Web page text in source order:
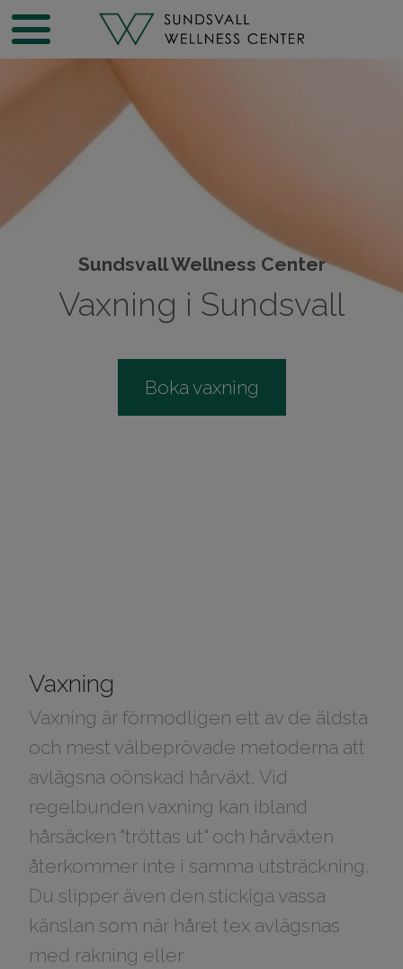
Sundsvall Wellness Center
Vaxning i Sundsvall
Boka vaxning
Vaxning
Vaxning är förmodligen ett av de äldsta
och mest välbeprövade metoderna att
avlägsna oönskad hårväxt. Vid
regelbunden vaxning kan ibland
hårsäcken "tröttas ut" och hårväxten
återkommer inte i samma utsträckning.
Du slipper även den stickiga vassa
känslan som när håret tex avlägsnas
med rakning eller